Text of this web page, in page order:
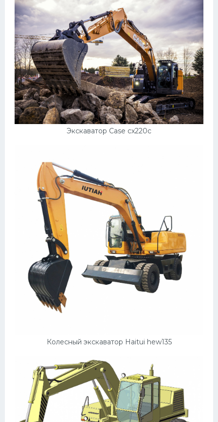
Экскаватор Case cx220c
Колесный экскаватор Haitui hew135